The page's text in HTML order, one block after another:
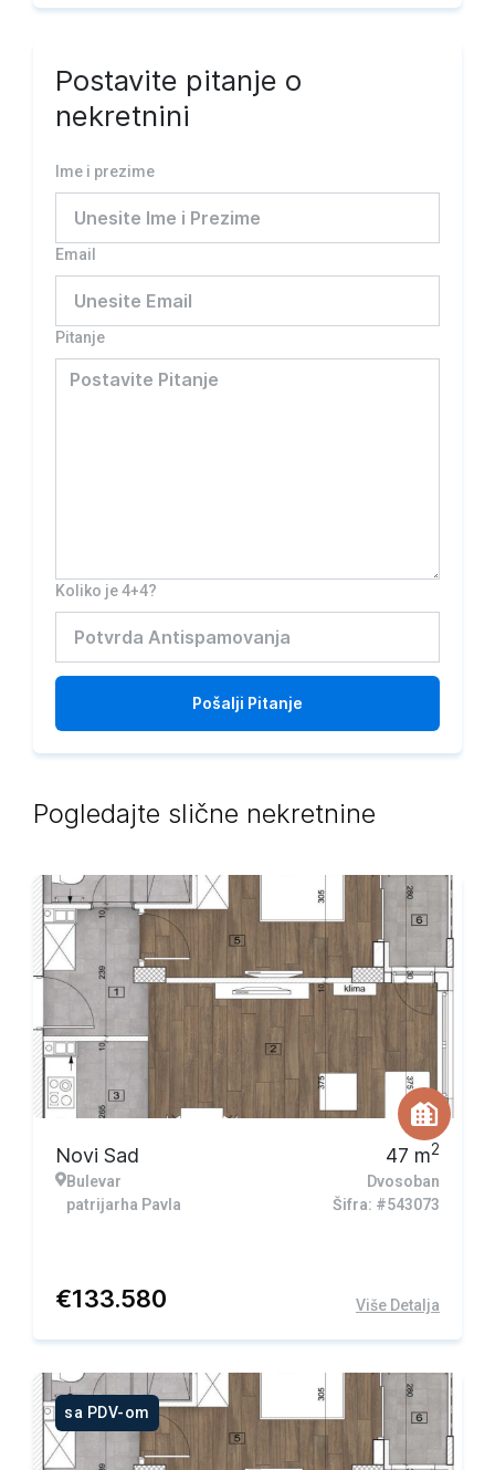
Postavite pitanje o
nekretnini
Ime i prezime
Email
Pitanje
Koliko je 4+4?
Pošalji Pitanje
Pogledajte slične nekretnine
Novi Sad
Bulevar
patrijarha Pavla
47 m2
Dvosoban
Šifra: #543073
€133.580 Više Detalja
sa PDV-om